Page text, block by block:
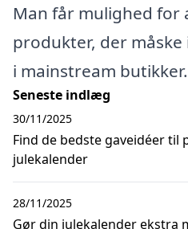
Man får mulighed for
produkter, der
i mainstream butikker.
Seneste indlæg
Find de bedste gaveidéer til
julekalender
30/11/2025
Gør din julekalender ekstra
28/11/2025